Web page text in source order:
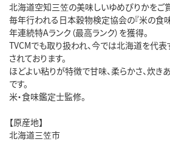
北海道空知三笠の美味しいゆめぴりかをご
毎年行われる日本穀物検定協会の『米の食
年連続特Aランク（最高ランク）を獲得。
TVCMでも取り扱われ、今では北海道を代
されております。
ほどよい粘りが特徴で甘味、柔らかさ、炊き
です。
米・食味鑑定士監修。
【原産地】
北海道三笠市